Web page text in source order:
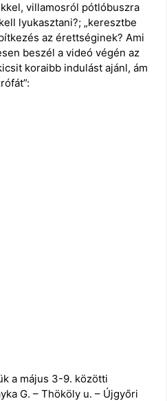
villamosról pótlóbuszra
lyukasztani?; „keresztbe
az érettséginek? Ami
beszél a videó végén az
koraibb indulást ajánl, ám
a május 3-9. közötti
G. – Thököly u. – Újgyőri